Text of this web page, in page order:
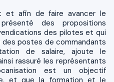
et afin de faire avancer le
des propositions
des pilotes et qui
postes de commandants
de salaire, ajoute le
rassuré les représentants
est un objectif
et que la formation et le